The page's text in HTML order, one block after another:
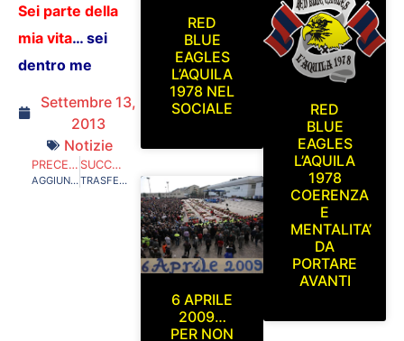
Sei parte della
mia vita… sei
dentro me
Settembre 13,
2013
Notizie
PRECEDENTE
AGGIUNTA NUOVA SEZIONE FOTO R.B.E. 2013/2014 SERIE C1
SUCCESSIVO
TRASFERTA AD ASCOLI DOMENICA 22 SETTEMBRE
RED
BLUE
EAGLES
L’AQUILA
1978 NEL
SOCIALE
6 APRILE
2009…
PER NON
RED
BLUE
EAGLES
L’AQUILA
1978
COERENZA
E
MENTALITA’
DA
PORTARE
AVANTI